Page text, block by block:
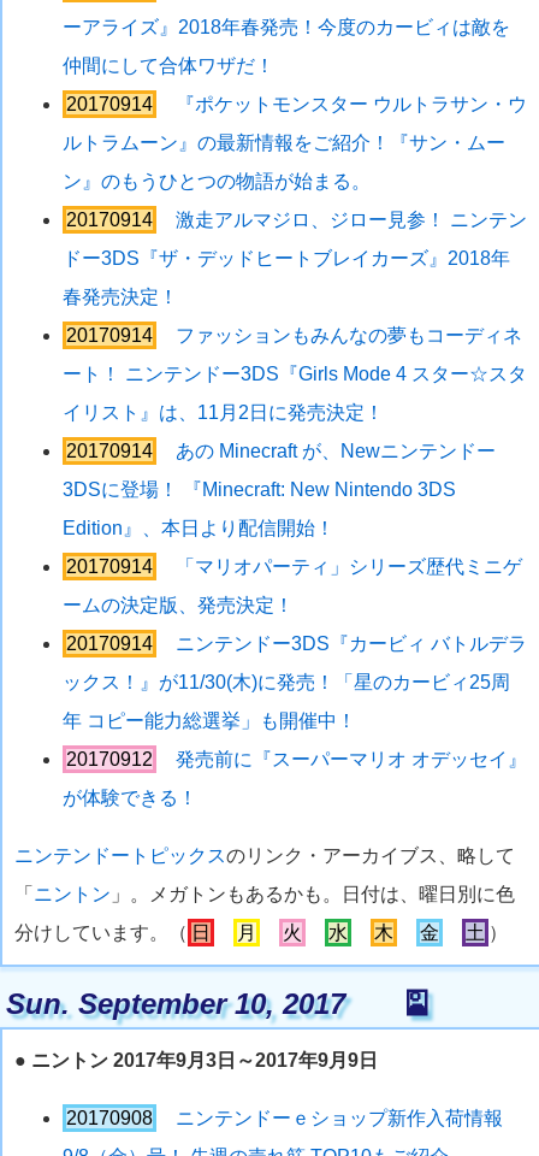
ーアライズ』2018年春発売！今度のカービィは敵を
仲間にして合体ワザだ！
20170914
『ポケットモンスター ウルトラサン・ウ
ルトラムーン』の最新情報をご紹介！『サン・ムー
ン』のもうひとつの物語が始まる。
20170914
激走アルマジロ、ジロー見参！ ニンテン
ドー3DS『ザ・デッドヒートブレイカーズ』2018年
春発売決定！
20170914
ファッションもみんなの夢もコーディネ
ート！ ニンテンドー3DS『Girls Mode 4 スター☆スタ
イリスト』は、11月2日に発売決定！
20170914
あの Minecraft が、Newニンテンドー
3DSに登場！ 『Minecraft: New Nintendo 3DS
Edition』、本日より配信開始！
20170914
「マリオパーティ」シリーズ歴代ミニゲ
ームの決定版、発売決定！
20170914
ニンテンドー3DS『カービィ バトルデラ
ックス！』が11/30(木)に発売！「星のカービィ25周
年 コピー能力総選挙」も開催中！
20170912
発売前に『スーパーマリオ オデッセイ』
が体験できる！
ニンテンドートピックスのリンク・アーカイブス、略して
「 ニントン 」。メガトンもあるかも。日付は、曜日別に色
分けしています。（ 日 月 火 水 木 金 土 ）
Sun. September 10, 2017🎴
● ニントン 2017年9月3日～2017年9月9日
20170908
ニンテンドーｅショップ新作入荷情報